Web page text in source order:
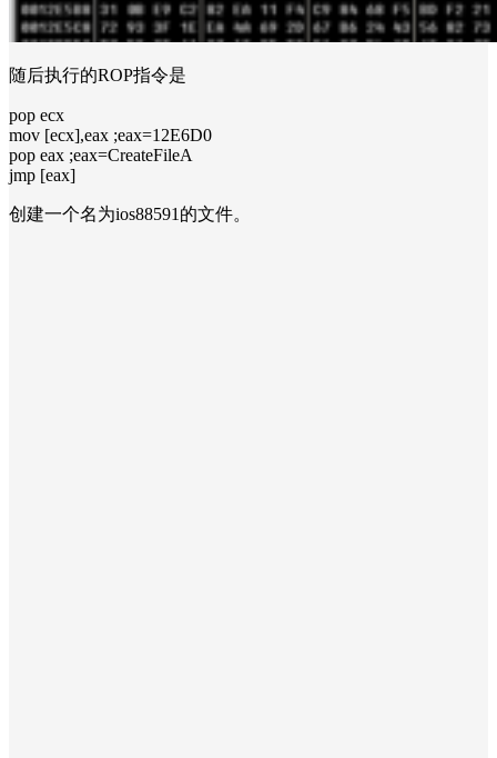
随后执行的ROP指令是
pop ecx
mov [ecx],eax ;eax=12E6D0
pop eax ;eax=CreateFileA
jmp [eax]
创建一个名为ios88591的文件。